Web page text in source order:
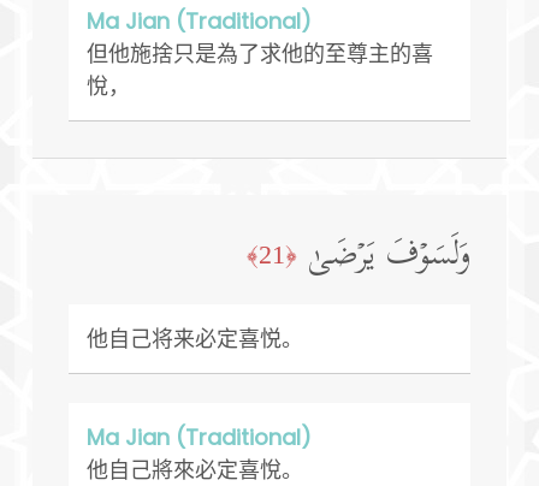
Ma Jian (Traditional)
但他施捨只是為了求他的至尊主的喜
悅，
وَلَسَوۡفَ یَرۡضَىٰ ﴿21﴾
他自己将来必定喜悦。
Ma Jian (Traditional)
他自己將來必定喜悅。